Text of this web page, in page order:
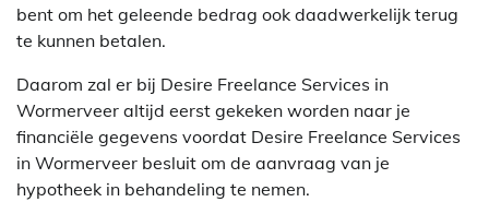
bent om het geleende bedrag ook daadwerkelijk terug
te kunnen betalen.
Daarom zal er bij Desire Freelance Services in
Wormerveer altijd eerst gekeken worden naar je
financiële gegevens voordat Desire Freelance Services
in Wormerveer besluit om de aanvraag van je
hypotheek in behandeling te nemen.